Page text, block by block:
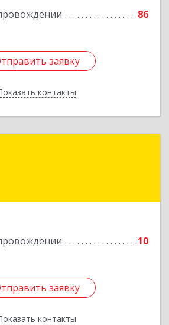
86
заявку
контакты
Подробнее
заявку
Назад
10
заявку
контакты
край, Горячий Ключ г,
заявку
Назад